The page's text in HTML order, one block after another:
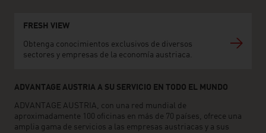
FRESH VIEW
Obtenga conocimientos exclusivos de diversos
sectores y empresas de la economía austriaca.
ADVANTAGE AUSTRIA A SU SERVICIO EN TODO EL MUNDO
ADVANTAGE AUSTRIA, con una red mundial de
aproximadamente 100 oficinas en más de 70 países, ofrece una
amplia gama de servicios a las empresas austriacas y a sus